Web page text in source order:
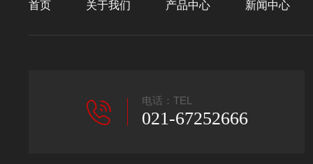
首页 关于我们 产品中心 新闻中心
电话：TEL
021-67252666